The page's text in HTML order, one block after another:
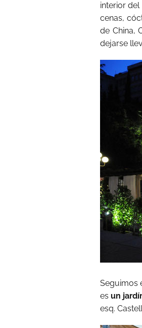
interior
cenas,
de China,
dejarse
Seguimos
esun
esq.